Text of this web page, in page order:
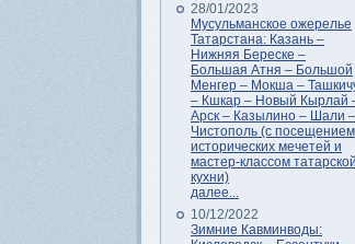
28/01/2023
Мусульманское ожерелье
Татарстана: Казань –
Нижняя Береске –
Большая Атня – Большой
Менгер – Мокша –
– Кшкар – Новый Кырлай
Арск – Казылино – Шали –
Чистополь (с посещением
исторических мечетей и
мастер-классом татарской
кухни)
далее...
10/12/2022
Зимние Кавминводы: